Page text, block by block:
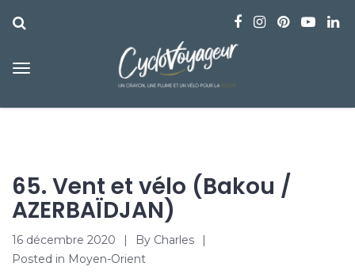
65. Vent et vélo (Bakou /
AZERBAÏDJAN)
16 décembre 2020 By Charles
Posted in Moyen-Orient